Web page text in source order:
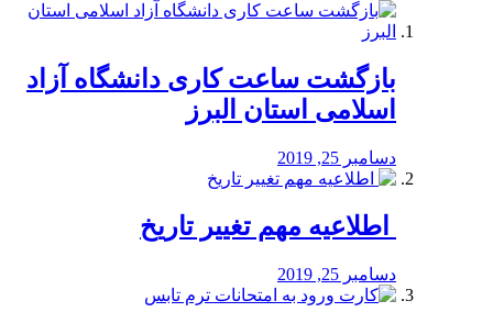
بازگشت ساعت کاری دانشگاه آزاد
اسلامی استان البرز
دسامبر 25, 2019
️ اطلاعیه مهم تغییر تاریخ
دسامبر 25, 2019